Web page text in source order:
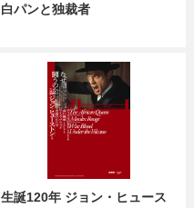
白パンと独裁者
生誕120年 ジョン・ヒュース